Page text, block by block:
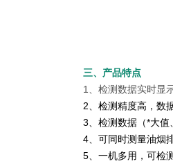
三、产品特点
1、检测数据实时显
2、检测精度高，数
3、检测数据（*大
4、可同时测量油烟
5、一机多用，可检